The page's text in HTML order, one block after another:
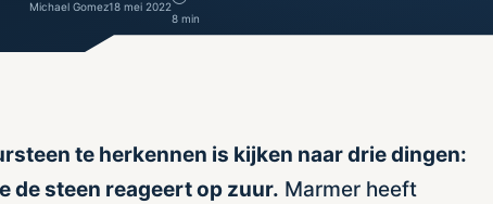
Michael Gomez18 mei 2022
8 min
te herkennen is kijken naar drie dingen:
de steen reageert op zuur. Marmer heeft